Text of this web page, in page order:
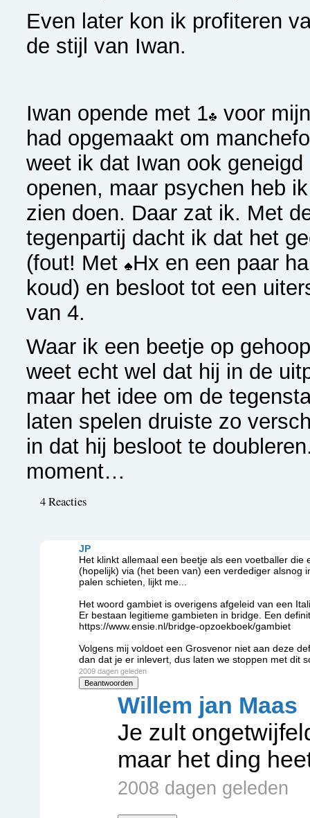
Even later kon ik profiteren
de stijl van Iwan.
Iwan opende met 1
voor
had opgemaakt om
weet ik dat Iwan ook
openen, maar psychen heb
zien doen. Daar zat ik. Met
tegenpartij dacht ik dat het
(fout! Met
Hx en een paar
koud) en besloot tot een
van 4.
Waar ik een beetje op
weet echt wel dat hij in de
maar het idee om de
laten spelen druiste zo
in dat hij besloot te
moment…
4 Reacties
JP
Het klinkt allemaal een beetje als een voetballer
(hopelijk) via (het been van) een verdediger alsnog
palen schieten, lijkt me...
Het woord gambiet is overigens afgeleid van een
Er bestaan legitieme gambieten in bridge. Een
https://www.ensie.nl/bridge-opzoekboek/gambiet
Volgens mij voldoet een Grosvenor niet aan deze
dan dat je er inlevert, dus laten we stoppen met dit
2009 dagen geleden
Beantwoorden
Willem jan Maas
Je zult
maar het ding
2008 dagen geleden